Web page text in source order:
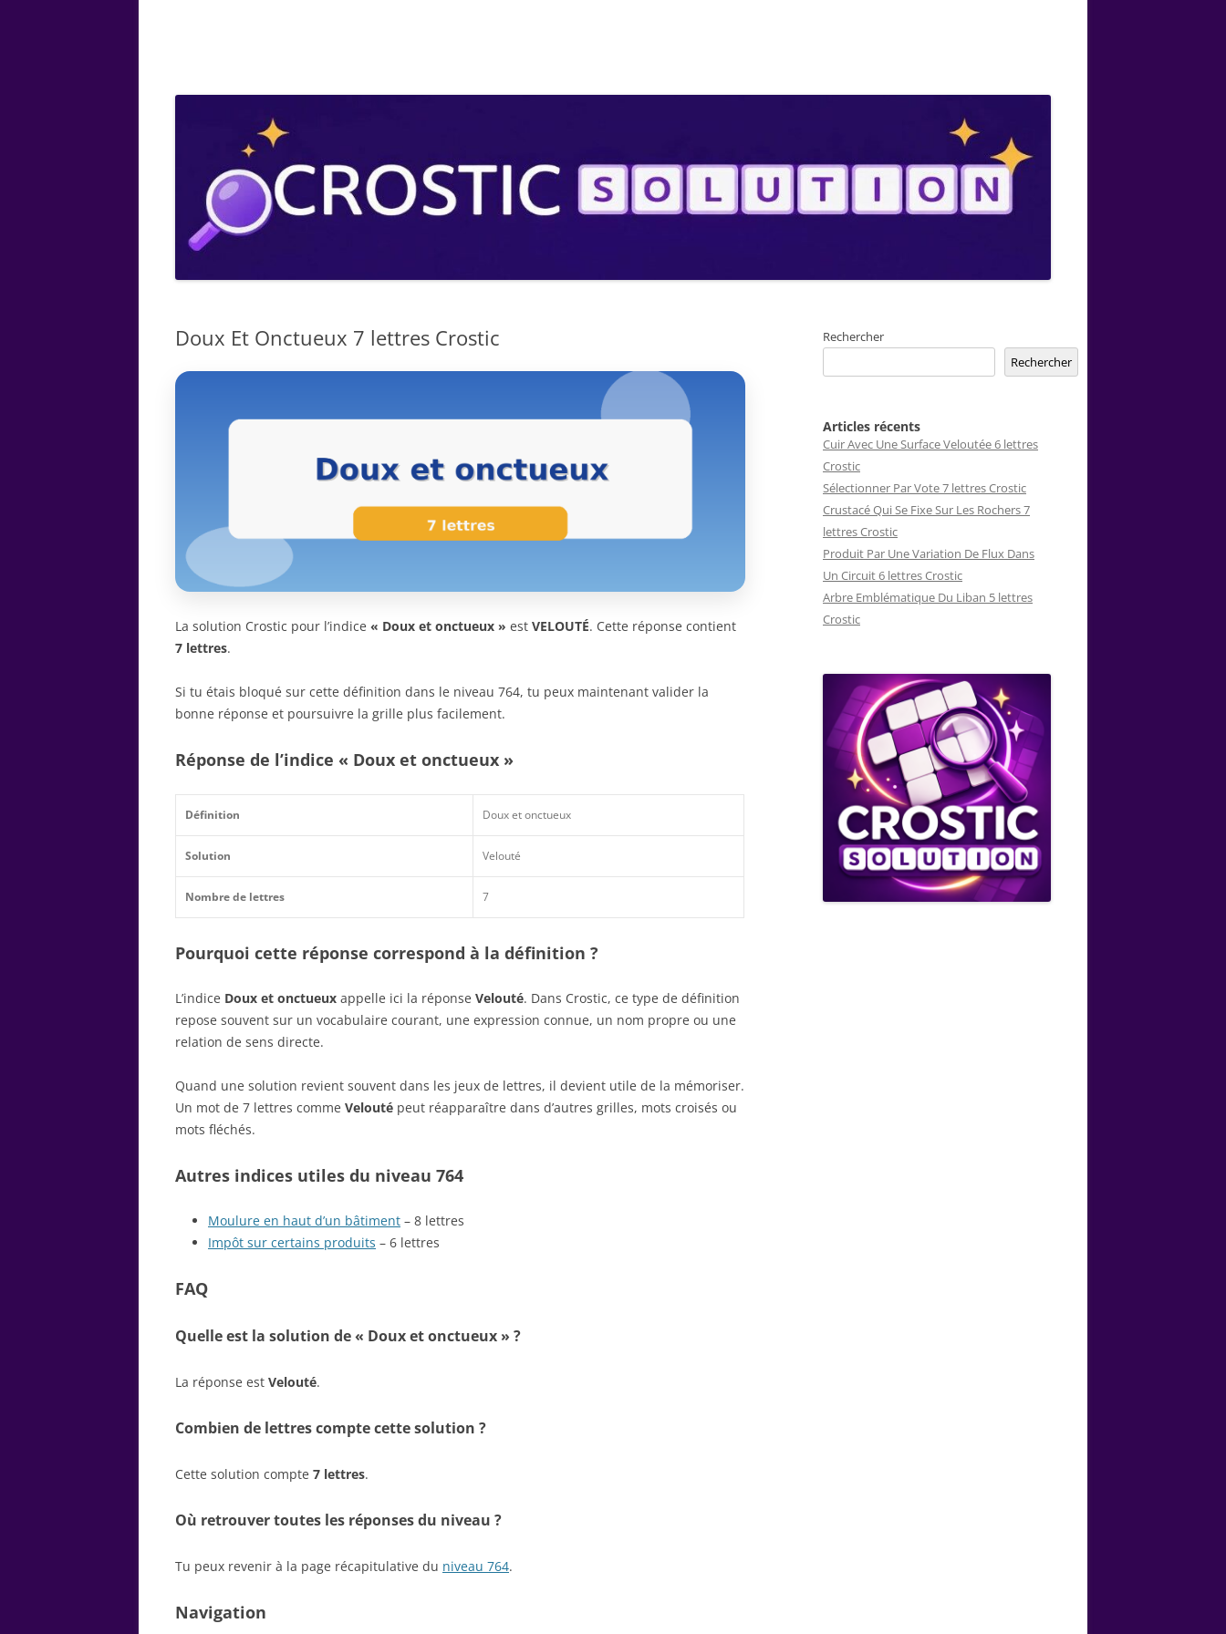
Doux Et Onctueux 7 lettres Crostic
La solution Crostic pour l’indice « Doux et onctueux » est VELOUTÉ. Cette réponse contient
7 lettres.
Si tu étais bloqué sur cette définition dans le niveau 764, tu peux maintenant valider la
bonne réponse et poursuivre la grille plus facilement.
Réponse de l’indice « Doux et onctueux »
Définition Doux et onctueux
Solution Velouté
Nombre de lettres 7
Pourquoi cette réponse correspond à la définition ?
L’indice Doux et onctueux appelle ici la réponse Velouté. Dans Crostic, ce type de définition
repose souvent sur un vocabulaire courant, une expression connue, un nom propre ou une
relation de sens directe.
Quand une solution revient souvent dans les jeux de lettres, il devient utile de la mémoriser.
Un mot de 7 lettres comme Velouté peut réapparaître dans d’autres grilles, mots croisés ou
mots fléchés.
Autres indices utiles du niveau 764
Moulure en haut d’un bâtiment – 8 lettres
Impôt sur certains produits – 6 lettres
FAQ
Quelle est la solution de « Doux et onctueux » ?
La réponse est Velouté.
Combien de lettres compte cette solution ?
Cette solution compte 7 lettres.
Où retrouver toutes les réponses du niveau ?
Tu peux revenir à la page récapitulative du niveau 764.
Navigation
Rechercher
Rechercher
Articles récents
Cuir Avec Une Surface Veloutée 6 lettres
Crostic
Sélectionner Par Vote 7 lettres Crostic
Crustacé Qui Se Fixe Sur Les Rochers 7
lettres Crostic
Produit Par Une Variation De Flux Dans
Un Circuit 6 lettres Crostic
Arbre Emblématique Du Liban 5 lettres
Crostic